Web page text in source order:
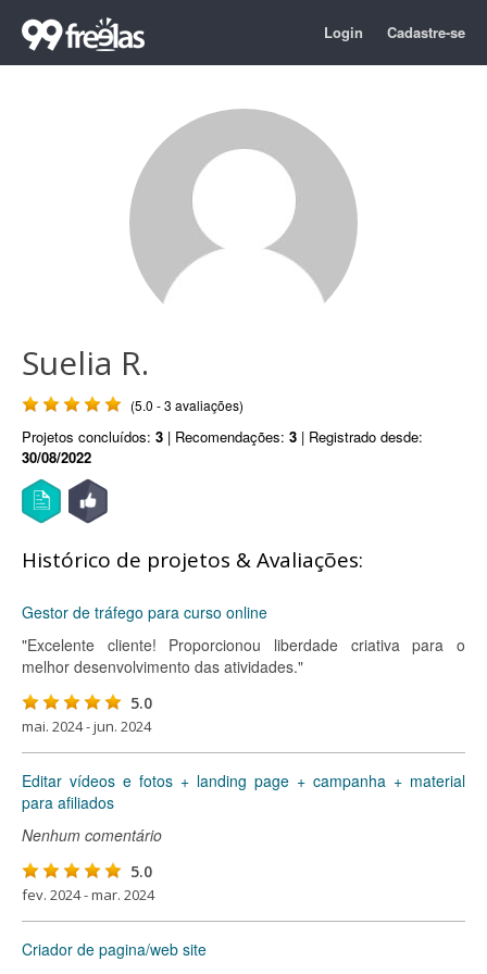
Login Cadastre-se
Suelia R.
(5.0 - 3 avaliações)
Projetos concluídos: 3 | Recomendações: 3 | Registrado desde:
30/08/2022
Histórico de projetos & Avaliações:
Gestor de tráfego para curso online
"Excelente cliente! Proporcionou liberdade criativa para o
melhor desenvolvimento das atividades."
5.0
mai. 2024 - jun. 2024
Editar vídeos e fotos + landing page + campanha + material
para afiliados
Nenhum comentário
5.0
fev. 2024 - mar. 2024
Criador de pagina/web site